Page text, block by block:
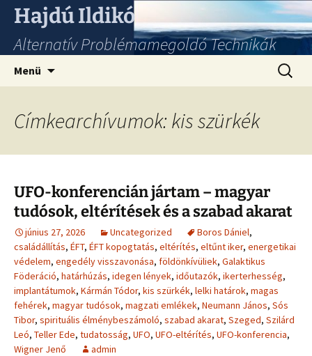
Hajdú Ildikó
Alternatív Problémamegoldó Technikák
Menü
Címkearchívumok: kis szürkék
UFO-konferencián jártam – magyar
tudósok, eltérítések és a szabad akarat
június 27, 2026 Uncategorized Boros Dániel,
családállítás, ÉFT, ÉFT kopogtatás, eltérítés, eltűnt iker, energetikai
védelem, engedély visszavonása, földönkívüliek, Galaktikus
Föderáció, határhúzás, idegen lények, időutazók, ikerterhesség,
implantátumok, Kármán Tódor, kis szürkék, lelki határok, magas
fehérek, magyar tudósok, magzati emlékek, Neumann János, Sós
Tibor, spirituális élménybeszámoló, szabad akarat, Szeged, Szilárd
Leó, Teller Ede, tudatosság, UFO, UFO-eltérítés, UFO-konferencia,
Wigner Jenő
admin